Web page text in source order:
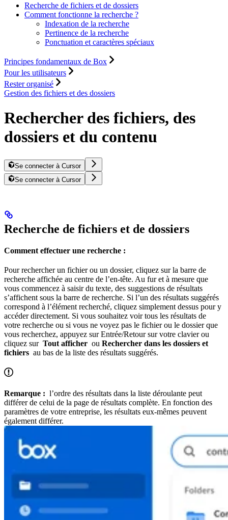
Recherche de fichiers et de dossiers
Comment fonctionne la recherche ?
Indexation de la recherche
Pertinence de la recherche
Ponctuation et caractères spéciaux
Principes fondamentaux de Box
Pour les utilisateurs
Rester organisé
Gestion des fichiers et des dossiers
Rechercher des fichiers, des
dossiers et du contenu
Se connecter à Cursor
Se connecter à Cursor
Recherche de fichiers et de dossiers
Comment effectuer une recherche :
Pour rechercher un fichier ou un dossier, cliquez sur la barre de
recherche affichée au centre de l’en-tête. Au fur et à mesure que
vous commencez à saisir du texte, des suggestions de résultats
s’affichent sous la barre de recherche. Si l’un des résultats suggérés
correspond à l’élément recherché, cliquez simplement dessus pour y
accéder directement. Si vous souhaitez voir tous les résultats de
votre recherche ou si vous ne voyez pas le fichier ou le dossier que
vous recherchez, appuyez sur Entrée/Retour sur votre clavier ou
cliquez sur Tout afficher ou Rechercher dans les dossiers et
fichiers au bas de la liste des résultats suggérés.
Remarque : l’ordre des résultats dans la liste déroulante peut
différer de celui de la page de résultats complète. En fonction des
paramètres de votre entreprise, les résultats eux-mêmes peuvent
également différer.